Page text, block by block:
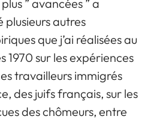
” avancées ” a
autres
que j’ai réalisées au
1970 sur les expériences
travailleurs immigrés
des juifs français, sur les
des chômeurs, entre